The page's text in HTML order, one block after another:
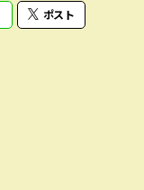
ポスト